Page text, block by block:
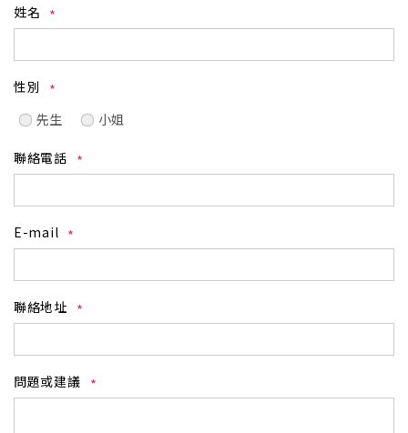
姓名
性別
先生
小姐
聯絡電話
E-mail
聯絡地址
問題或建議